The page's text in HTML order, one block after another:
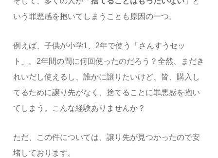
いう罪悪感を抱いてしまうことも原因の一つ。
例えば、子供が小学1、2年で使う「さんすうセッ
ト」。2年間の間に何回使ったのだろう？全然、まだき
れいだし使えるし、誰かに譲りたいけど、皆、購入し
てるために譲り先がなく、捨てることに罪悪感を抱い
てしまう。こんな経験ありませんか？
ただ、この件については、譲り先が見つかったので安
堵しております。